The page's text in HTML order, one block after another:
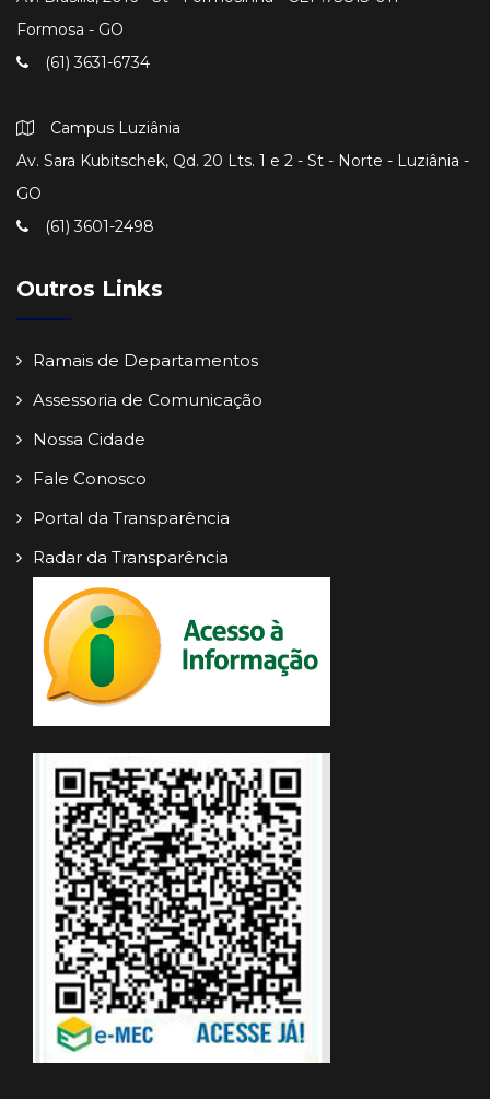
Formosa - GO
(61) 3631-6734
Campus Luziânia
Av. Sara Kubitschek, Qd. 20 Lts. 1 e 2 - St - Norte - Luziânia -
GO
(61) 3601-2498
Outros Links
Ramais de Departamentos
Assessoria de Comunicação
Nossa Cidade
Fale Conosco
Portal da Transparência
Radar da Transparência